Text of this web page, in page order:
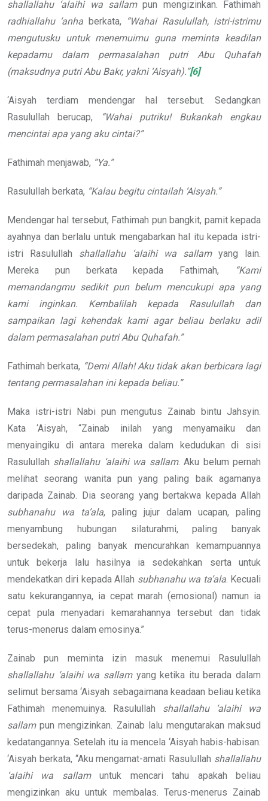
shallallahu ‘alaihi wa sallampun mengizinkan. Fathimah
radhiallahu ‘anha berkata,
“Wahai Rasulullah, istri-istrimu
mengutusku untuk menemuimu guna meminta keadilan
kepadamu dalam permasalahan putri Abu Quhafah
(maksudnya putri Abu Bakr, yakni ‘Aisyah).”[6]
‘Aisyah terdiam mendengar hal tersebut. Sedangkan
Rasulullah berucap,
“Wahai putriku! Bukankah engkau
mencintai apa yang aku cintai?”
Fathimah menjawab, “Ya.”
Rasulullah berkata, “Kalau begitu cintailah ‘Aisyah.”
Mendengar hal tersebut, Fathimah pun bangkit, pamit kepada
ayahnya dan berlalu untuk mengabarkan hal itu kepada istri-
istri Rasulullah shallallahu ‘alaihi wa sallamyang lain.
Mereka pun berkata kepada Fathimah,
“Kami
memandangmu sedikit pun belum mencukupi apa yang
kami inginkan. Kembalilah kepada Rasulullah dan
sampaikan lagi kehendak kami agar beliau berlaku adil
dalam permasalahan putri Abu Quhafah.”
Fathimah berkata, “Demi Allah! Aku tidak akan berbicara lagi
tentang permasalahan ini kepada beliau.”
Maka istri-istri Nabi pun mengutus Zainab bintu Jahsyin.
Kata ‘Aisyah, “Zainab inilah yang menyamaiku dan
menyaingiku di antara mereka dalam kedudukan di sisi
Rasulullah shallallahu ‘alaihi wa sallam. Aku belum pernah
melihat seorang wanita pun yang paling baik agamanya
daripada Zainab. Dia seorang yang bertakwa kepada Allah
subhanahu wa ta’ala, paling jujur dalam ucapan, paling
menyambung hubungan silaturahmi, paling banyak
bersedekah, paling banyak mencurahkan kemampuannya
untuk bekerja lalu hasilnya ia sedekahkan serta untuk
mendekatkan diri kepada Allah subhanahu wa ta’ala. Kecuali
satu kekurangannya, ia cepat marah (emosional) namun ia
cepat pula menyadari kemarahannya tersebut dan tidak
terus-menerus dalam emosinya.”
Zainab pun meminta izin masuk menemui Rasulullah
shallallahu ‘alaihi wa sallamyang ketika itu berada dalam
selimut bersama ‘Aisyah sebagaimana keadaan beliau ketika
Fathimah menemuinya. Rasulullah shallallahu ‘alaihi wa
sallampun mengizinkan. Zainab lalu mengutarakan maksud
kedatangannya. Setelah itu ia mencela ‘Aisyah habis-habisan.
‘Aisyah berkata, “Aku mengamat-amati Rasulullah shallallahu
‘alaihi wa sallamuntuk mencari tahu apakah beliau
mengizinkan aku untuk membalas. Terus-menerus Zainab